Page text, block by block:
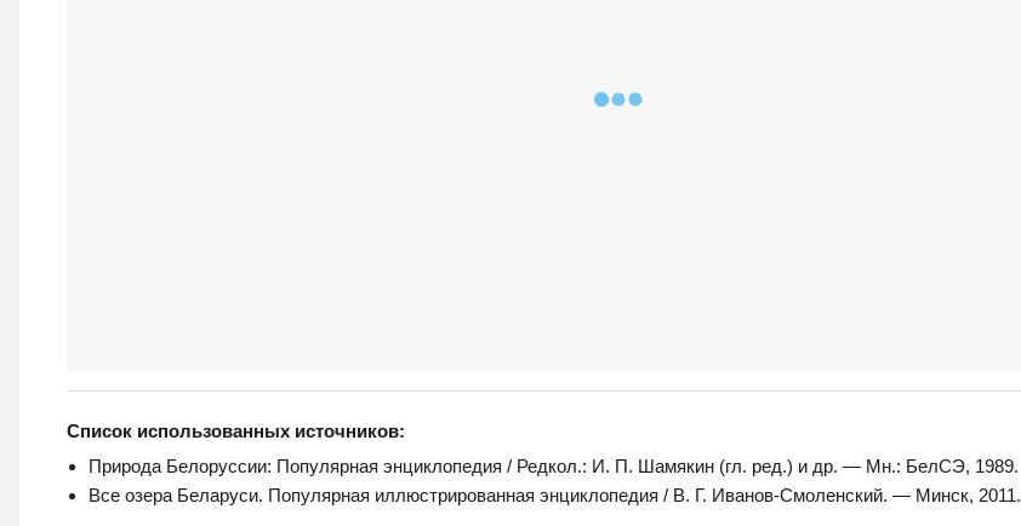
Список использованных источников:
Природа Белоруссии: Популярная энциклопедия / Редкол.: И. П. Шамякин (гл. ред.) и др. — Мн.: БелСЭ, 1989.
Все озера Беларуси. Популярная иллюстрированная энциклопедия / В. Г. Иванов-Смоленский. — Минск, 2011.